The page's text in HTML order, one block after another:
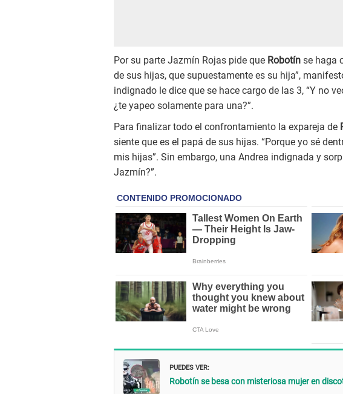
Por su parte Jazmín Rojas pide que Robotín se haga
de sus hijas, que supuestamente es su hija”,
indignado le dice que se hace cargo de las 3, “Y no
¿te yapeo solamente para una?”.
Para finalizar todo el confrontamiento la expareja de
siente que es el papá de sus hijas. “Porque yo sé
mis hijas”. Sin embargo, una Andrea indignada y
Jazmín?”.
PUEDES VER:
Robotín se besa con misteriosa mujer en